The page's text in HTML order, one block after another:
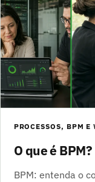
PROCESSOS, BPM
O que é BPM?
BPM: entenda o